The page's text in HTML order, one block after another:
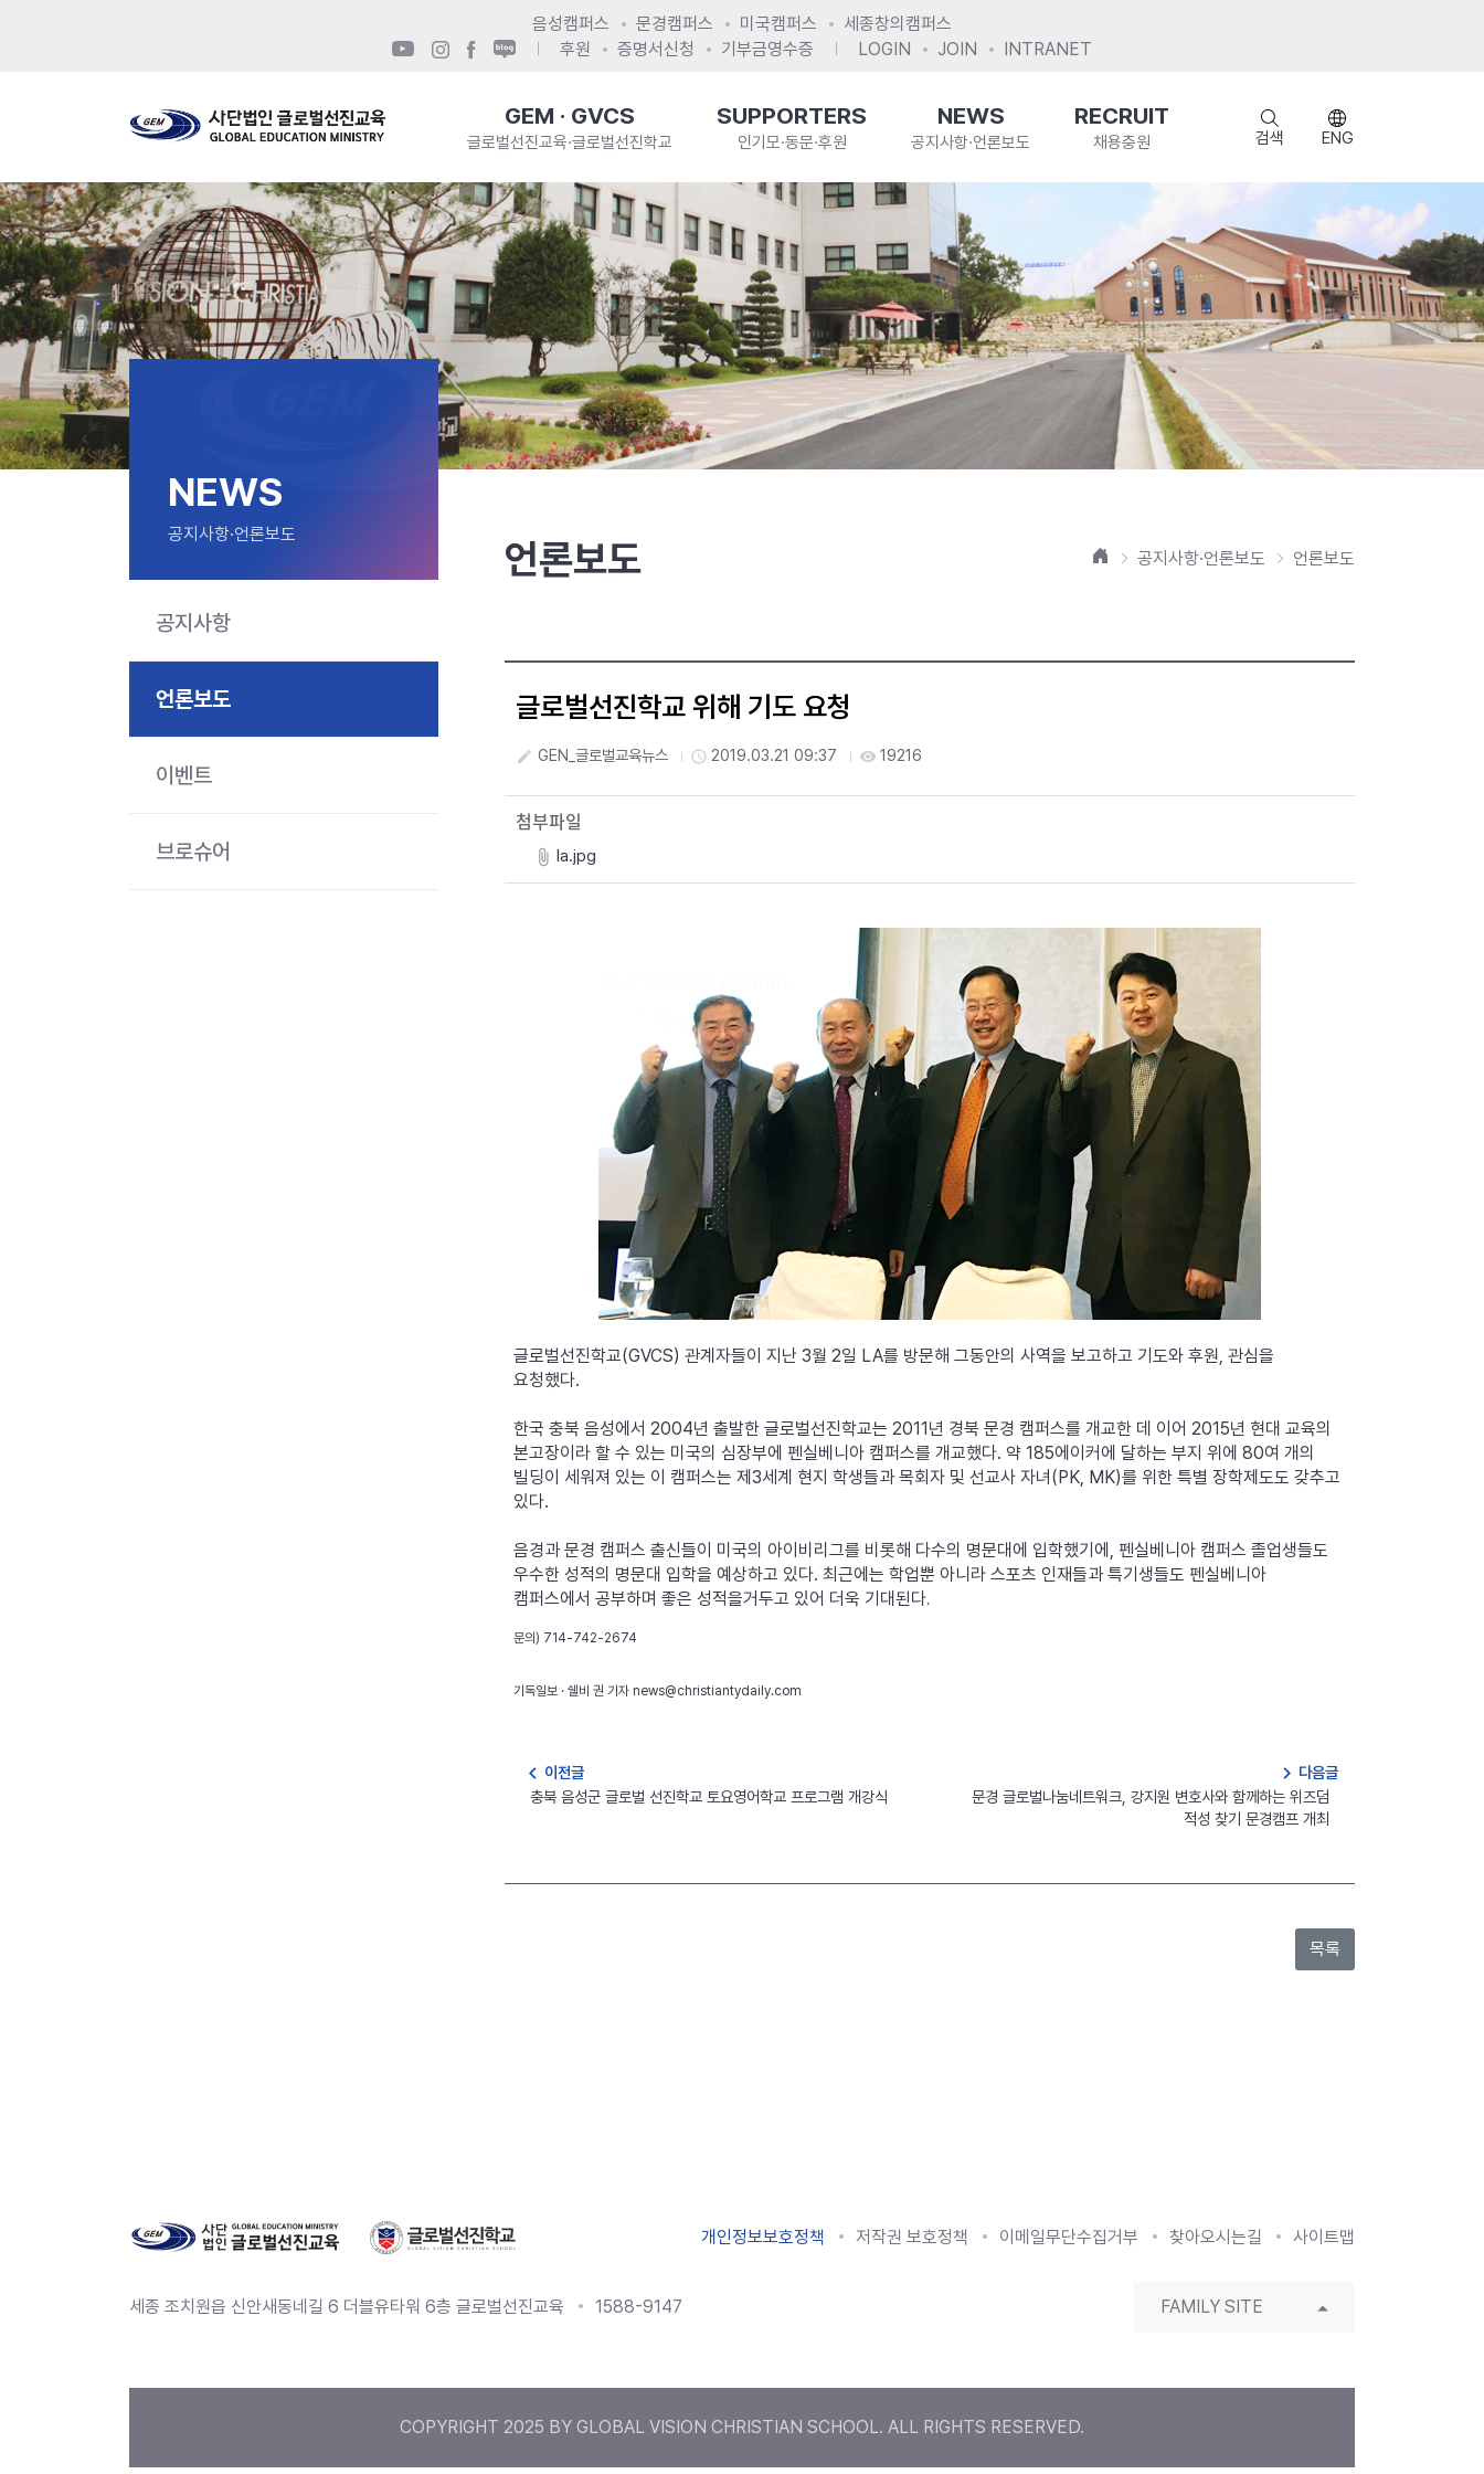
음성캠퍼스 문경캠퍼스 미국캠퍼스
세종창의캠퍼스
후원
증명서신청 기부금영수증 LOGIN JOIN INTRANET
GEM · GVCS
글로벌선진교육·글로벌선진학교
SUPPORTERS
인기모·동문·후원
NEWS
공지사항·언론보도
RECRUIT
채용충원 검색 ENG
NEWS
공지사항·언론보도
공지사항
언론보도
이벤트
브로슈어
언론보도 홈 공지사항·언론보도 언론보도
글로벌선진학교 위해 기도 요청
create GEN_글로벌교육뉴스 access_time 2019.03.21 09:37 visibility 19216
첨부파일
la.jpg
글로벌선진학교(GVCS) 관계자들이 지난 3월 2일 LA를 방문해 그동안의 사역을 보고하고 기도와 후원, 관심을
요청했다.
한국 충북 음성에서 2004년 출발한 글로벌선진학교는 2011년 경북 문경 캠퍼스를 개교한 데 이어 2015년 현대 교육의
본고장이라 할 수 있는 미국의 심장부에 펜실베니아 캠퍼스를 개교했다. 약 185에이커에 달하는 부지 위에 80여 개의
빌딩이 세워져 있는 이 캠퍼스는 제3세계 현지 학생들과 목회자 및 선교사 자녀(PK, MK)를 위한 특별 장학제도도 갖추고
있다.
음경과 문경 캠퍼스 출신들이 미국의 아이비리그를 비롯해 다수의 명문대에 입학했기에, 펜실베니아 캠퍼스 졸업생들도
우수한 성적의 명문대 입학을 예상하고 있다. 최근에는 학업뿐 아니라 스포츠 인재들과 특기생들도 펜실베니아
캠퍼스에서 공부하며 좋은 성적을거두고 있어 더욱 기대된다.
문의) 714-742-2674
기독일보 · 쉘비 권 기자 news@christiantydaily.com
navigate_before 이전글
충북 음성군 글로벌 선진학교 토요영어학교 프로그램 개강식
navigate_next 다음글
문경 글로벌나눔네트워크, 강지원 변호사와 함께하는 위즈덤
적성 찾기 문경캠프 개최
개인정보보호정책 저작권 보호정책 이메일무단수집거부 찾아오시는길 사이트맵
세종 조치원읍 신안새동네길 6 더블유타워 6층 글로벌선진교육 1588-9147 FAMILY SITE
COPYRIGHT 2025 BY GLOBAL VISION CHRISTIAN SCHOOL. ALL RIGHTS RESERVED.